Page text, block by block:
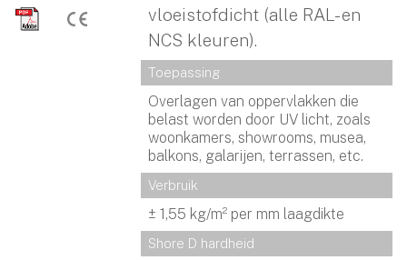
vloeistofdicht (alle RAL- en
NCS kleuren).
Toepassing
Overlagen van oppervlakken die
belast worden door UV licht, zoals
woonkamers, showrooms, musea,
balkons, galarijen, terrassen, etc.
Verbruik
± 1,55 kg/m² per mm laagdikte
Shore D hardheid